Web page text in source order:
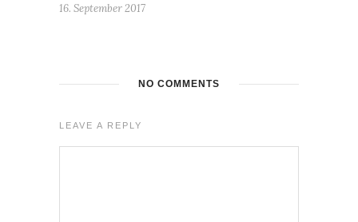
16. September 2017
NO COMMENTS
LEAVE A REPLY